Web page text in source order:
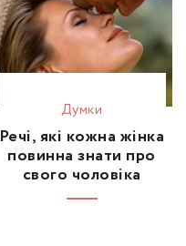
Думки
Речі, які кожна жінка
повинна знати про
свого чоловіка